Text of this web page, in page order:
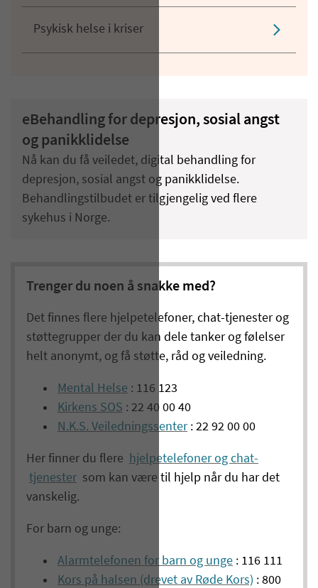
Psykisk helse i kriser
eBehandling for depresjon, sosial angst
og panikklidelse
Nå kan du få veiledet, digital behandling for
depresjon, sosial angst og panikklidelse.
Behandlingstilbudet er tilgjengelig ved flere
sykehus i Norge.
Trenger du noen å snakke med?
Det finnes flere hjelpetelefoner, chat-tjenester og
støttegrupper der du kan dele tanker og følelser
helt anonymt, og få støtte, råd og veiledning.
Mental Helse : 116 123
Kirkens SOS : 22 40 00 40
N.K.S. Veiledningssenter : 22 92 00 00
Her finner du flere hjelpetelefoner og chat-
tjenester som kan være til hjelp når du har det
vanskelig.
For barn og unge:
Alarmtelefonen for barn og unge : 116 111
Kors på halsen (drevet av Røde Kors) : 800